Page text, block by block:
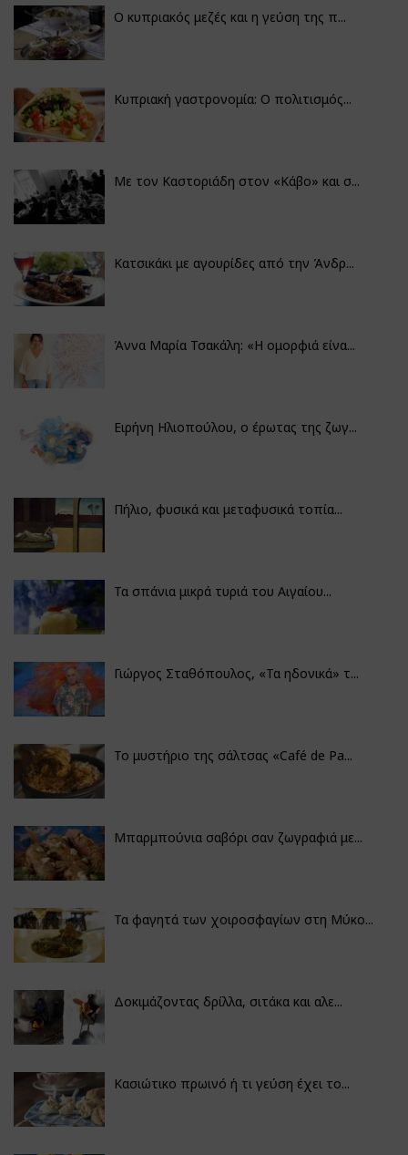
Ο κυπριακός μεζές και η γεύση της π...
Κυπριακή γαστρονομία: Ο πολιτισμός...
Με τον Καστοριάδη στον «Κάβο» και σ...
Κατσικάκι με αγουρίδες από την Άνδρ...
Άννα Μαρία Τσακάλη: «Η ομορφιά είνα...
Ειρήνη Ηλιοπούλου, ο έρωτας της ζωγ...
Πήλιο, φυσικά και μεταφυσικά τοπία...
Τα σπάνια μικρά τυριά του Αιγαίου...
Γιώργος Σταθόπουλος, «Τα ηδονικά» τ...
Το μυστήριο της σάλτσας «Café de Pa...
Μπαρμπούνια σαβόρι σαν ζωγραφιά με...
Τα φαγητά των χοιροσφαγίων στη Μύκο...
Δοκιμάζοντας δρίλλα, σιτάκα και αλε...
Κασιώτικο πρωινό ή τι γεύση έχει το...